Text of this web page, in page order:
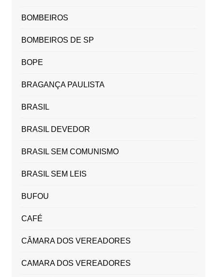
BOMBEIROS
BOMBEIROS DE SP
BOPE
BRAGANÇA PAULISTA
BRASIL
BRASIL DEVEDOR
BRASIL SEM COMUNISMO
BRASIL SEM LEIS
BUFOU
CAFÉ
CÂMARA DOS VEREADORES
CAMARA DOS VEREADORES